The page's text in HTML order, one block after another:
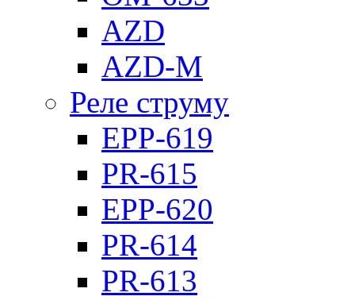
AZD
AZD-M
Реле струму
EPP-619
PR-615
EPP-620
PR-614
PR-613